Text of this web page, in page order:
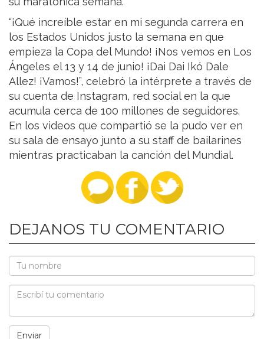
“¡Qué increíble estar en mi segunda carrera en
los Estados Unidos justo la semana en que
empieza la Copa del Mundo! ¡Nos vemos en Los
Ángeles el 13 y 14 de junio! ¡Dai Dai Ikó Dale
Allez! ¡Vamos!”, celebró la intérprete a través de
su cuenta de Instagram, red social en la que
acumula cerca de 100 millones de seguidores.
En los videos que compartió se la pudo ver en
su sala de ensayo junto a su staff de bailarines
mientras practicaban la canción del Mundial.
DEJANOS TU COMENTARIO